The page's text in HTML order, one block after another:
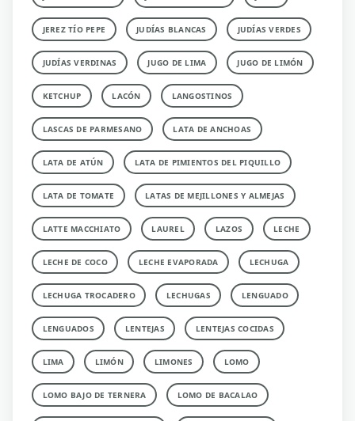
JEREZ TÍO PEPE JUDÍAS BLANCAS JUDÍAS VERDES
JUDÍAS VERDINAS JUGO DE LIMA JUGO DE LIMÓN
KETCHUP LACÓN LANGOSTINOS
LASCAS DE PARMESANO LATA DE ANCHOAS
LATA DE ATÚN LATA DE PIMIENTOS DEL PIQUILLO
LATA DE TOMATE LATAS DE MEJILLONES Y ALMEJAS
LATTE MACCHIATO LAUREL LAZOS LECHE
LECHE DE COCO LECHE EVAPORADA LECHUGA
LECHUGA TROCADERO LECHUGAS LENGUADO
LENGUADOS LENTEJAS LENTEJAS COCIDAS
LIMA LIMÓN LIMONES LOMO
LOMO BAJO DE TERNERA LOMO DE BACALAO